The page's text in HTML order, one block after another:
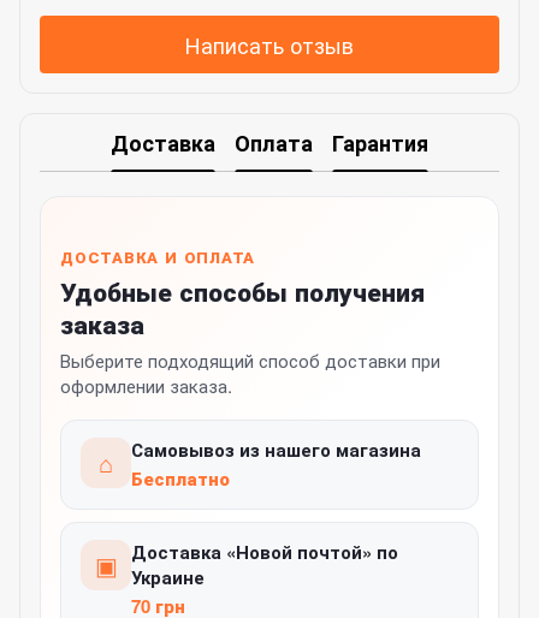
Написать отзыв
Доставка Оплата Гарантия
ДОСТАВКА И ОПЛАТА
Удобные способы получения
заказа
Выберите подходящий способ доставки при
оформлении заказа.
⌂
Самовывоз из нашего магазина
Бесплатно
▣
Доставка «Новой почтой» по
Украине
70 грн